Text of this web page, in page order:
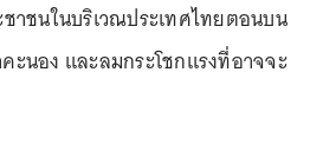
าชนในบริเวณประเทศไทยตอนบน
ะนอง และลมกระโชกแรงที่อาจจะ